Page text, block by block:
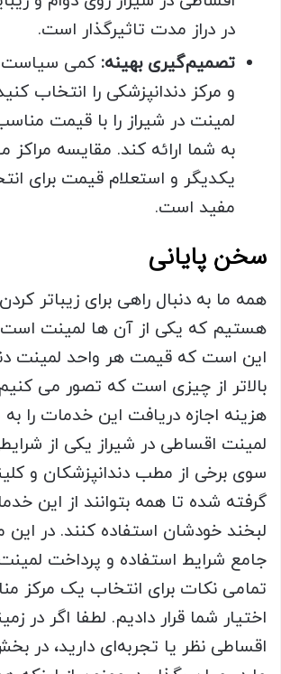
در دراز مدت تاثیرگذار است.
تصمیم‌گیری بهینه: کمی سیاست
و مرکز دندانپزشکی را انتخاب
لمینت در شیراز را با قیمت
به شما ارائه کند. مقایسه مراکز
یکدیگر و استعلام قیمت برای
مفید است.
سخن پایانی
همه ما به دنبال راهی برای زیباتر
هستیم که یکی از آن ها لمینت
این است که قیمت هر واحد لمینت
بالاتر از چیزی است که تصور می
هزینه اجازه دریافت این خدمات را
لمینت اقساطی در شیراز یکی از
سوی برخی از مطب دندانپزشکان و
گرفته شده تا همه بتوانند از این
لبخند خودشان استفاده کنند. در این
جامع شرایط استفاده و پرداخت لمینت
تمامی نکات برای انتخاب یک مرکز
اختیار شما قرار دادیم. لطفا اگر در
اقساطی نظر یا تجربه‌ای دارید، در